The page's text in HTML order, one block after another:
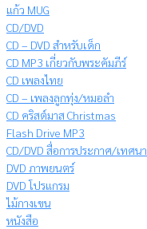
แก้ว MUG
CD/DVD
CD – DVD สำหรับเด็ก
CD MP3 เกี่ยวกับพระคัมภีร์
CD เพลงไทย
CD – เพลงลูกทุ่ง/หมอลำ
CD คริสต์มาส Christmas
Flash Drive MP3
CD/DVD สื่อการประกาศ/เทศนา
DVD ภาพยนตร์
DVD โปรแกรม
ไม้กางเขน
หนังสือ